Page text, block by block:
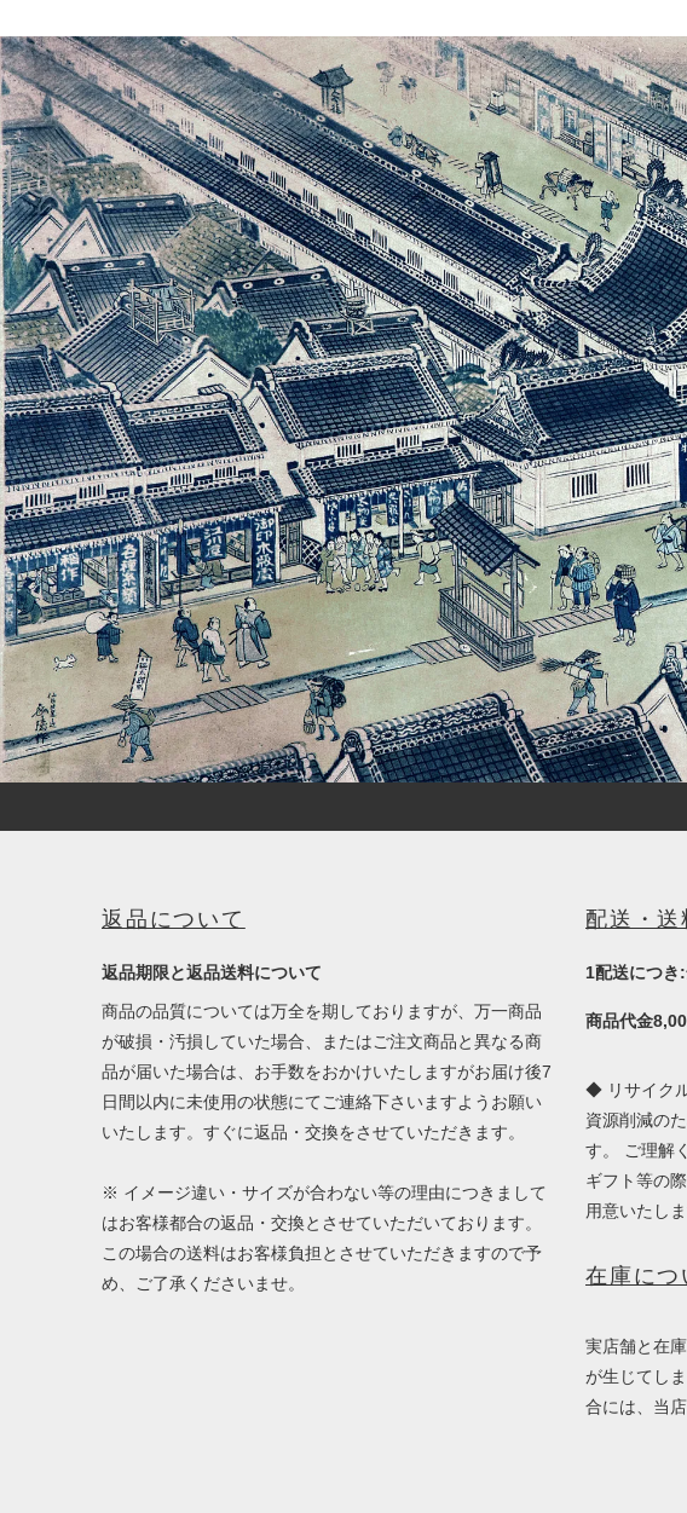
返品について
返品期限と返品送料について
商品の品質については万全を期しておりますが、万一商品
が破損・汚損していた場合、またはご注文商品と異なる商
品が届いた場合は、お手数をおかけいたしますがお届け後7
日間以内に未使用の状態にてご連絡下さいますようお願い
いたします。すぐに返品・交換をさせていただきます。
※ イメージ違い・サイズが合わない等の理由につきまして
はお客様都合の返品・交換とさせていただいております。
この場合の送料はお客様負担とさせていただきますので予
め、ご了承くださいませ。
配送・送
1配送につき
商品代金
◆ リサイク
資源削減の
す。 ご理解
ギフト等の
用意いたしま
在庫につ
実店舗と在
が生じてし
合には、当